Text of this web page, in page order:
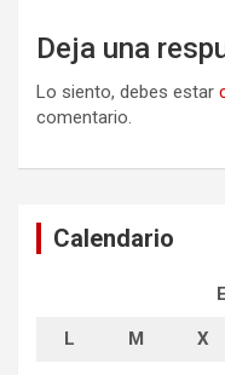
Deja una
Lo siento, debes estar
comentario.
Calendario
L M X